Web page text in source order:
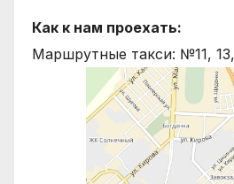
Как к нам проехать:
Маршрутные такси: №11, 13,